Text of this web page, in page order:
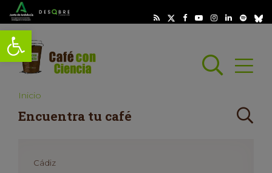
Abrir barra de herramientas
Abrir
Inicio
Encuentra tu café
de
Cádiz